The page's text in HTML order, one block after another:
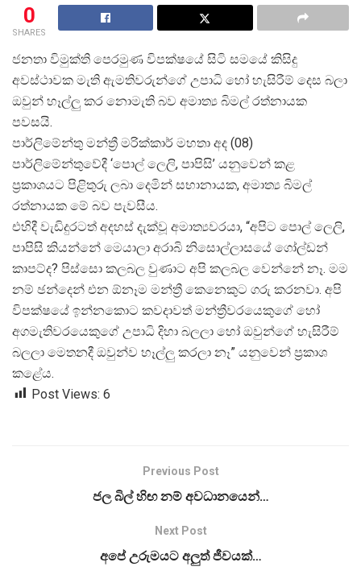
0
SHARES
ජනතා විමුක්ති පෙරමුණ විපක්ෂයේ සිටි සමයේ කිසිදු
අවස්ථාවක මැති ඇමතිවරුන්ගේ උපාධි හෝ හැසිරීම් දෙස බලා
ඔවුන් හෑල්ලු කර නොමැති බව අමාත් ය බිමල් රත්නායක
පවසයි.
පාර්ලිමේන්තු මන්ත් රී මරික්කාර් මහතා අද (08)
පාර්ලිමේන්තුවේදී ‘පොල් ලෙලි, පාපිසි’ යනුවෙන් කළ
ප්රකාශයට පිළිතුරු ලබා දෙමින් සභානායක, අමාත් ය බිමල්
රත්නායක මේ බව පැවසීය.
එහිදී වැඩිදුරටත් අදහස් දැක්වූ අමාත්යවරයා, “අපිට පොල් ලෙලි,
පාපිසි කියන්නේ මෙයාලා අරාබි නිසොල්ලාසයේ ගෝල්ඩන්
කාපට්ද? පිස්සො කලබල වුණාට අපි කලබල වෙන්නේ නෑ. මම
නම් ඡන්දෙන් එන ඕනෑම මන්ත් රී කෙනෙකුට ගරු කරනවා. අපි
විපක්ෂයේ ඉන්නකොට කවදාවත් මන්ත්රීවරයෙකුගේ හෝ
අගමැතිවරයෙකුගේ උපාධි දිහා බලලා හෝ ඔවුන්ගේ හැසිරීම්
බලලා මෙතනදී ඔවුන්ව හෑල්ලු කරලා නෑ” යනුවෙන් ප්රකාශ
කළේය.
Post Views: 6
Previous Post
ජල බිල් හිඟ නම් අවධානයෙන්…
Next Post
අපේ උරුමයට අලුත් ජීවයක්…